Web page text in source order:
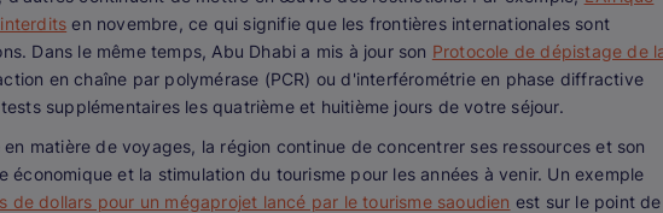
en novembre, ce qui signifie que les frontières internationales sont
Dans le même temps, Abu Dhabi a mis à jour son Protocole de dépistage de
en chaîne par polymérase (PCR) ou d'interférométrie en phase diffractive
supplémentaires les quatrième et huitième jours de votre séjour.
matière de voyages, la région continue de concentrer ses ressources et son
et la stimulation du tourisme pour les années à venir. Un exemple
de dollars pour un mégaprojet lancé par le tourisme saoudien est sur le point de